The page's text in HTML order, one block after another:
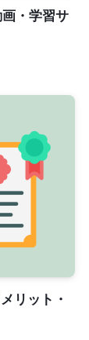
・学習サ
リット・